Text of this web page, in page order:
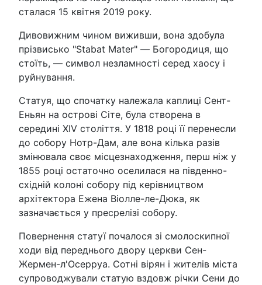
сталася 15 квітня 2019 року.
Дивовижним чином виживши, вона здобула
прізвисько "Stabat Mater" — Богородиця, що
стоїть, — символ незламності серед хаосу і
руйнування.
Статуя, що спочатку належала каплиці Сент-
Еньян на острові Сіте, була створена в
середині XIV століття. У 1818 році її перенесли
до собору Нотр-Дам, але вона кілька разів
змінювала своє місцезнаходження, перш ніж у
1855 році остаточно оселилася на південно-
східній колоні собору під керівництвом
архітектора Ежена Віолле-ле-Дюка, як
зазначається у пресрелізі собору.
Повернення статуї почалося зі смолоскипної
ходи від переднього двору церкви Сен-
Жермен-л'Осерруа. Сотні вірян і жителів міста
супроводжували статую вздовж річки Сени до